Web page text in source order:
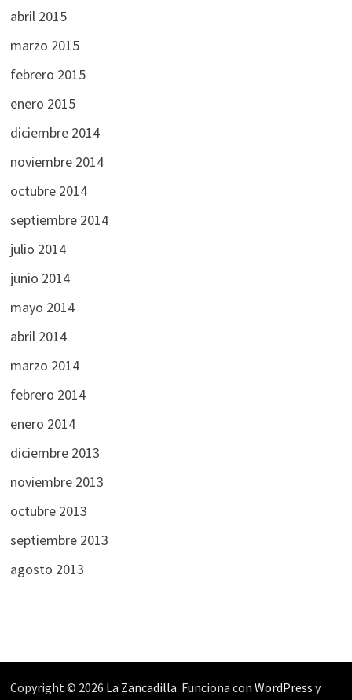
abril 2015
marzo 2015
febrero 2015
enero 2015
diciembre 2014
noviembre 2014
octubre 2014
septiembre 2014
julio 2014
junio 2014
mayo 2014
abril 2014
marzo 2014
febrero 2014
enero 2014
diciembre 2013
noviembre 2013
octubre 2013
septiembre 2013
agosto 2013
Copyright © 2026 La Zancadilla. Funciona con WordPress y